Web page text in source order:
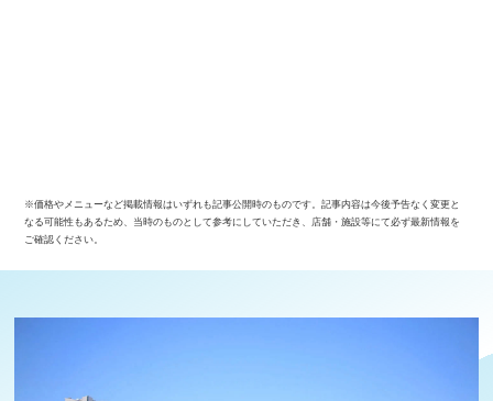
※価格やメニューなど掲載情報はいずれも記事公開時のものです。記事内容は今後予告なく変更と
なる可能性もあるため、当時のものとして参考にしていただき、店舗・施設等にて必ず最新情報を
ご確認ください。